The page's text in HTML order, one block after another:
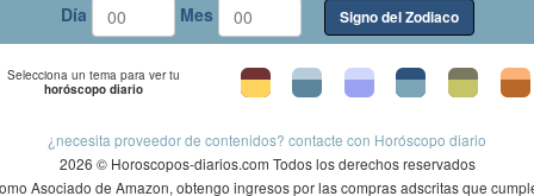
Día Mes Signo del Zodiaco
Selecciona un tema para ver tu
horóscopo diario
¿necesita proveedor de contenidos? contacte con Horóscopo diario
2026 © Horoscopos-diarios.com Todos los derechos reservados
Asociado de Amazon, obtengo ingresos por las compras adscritas que